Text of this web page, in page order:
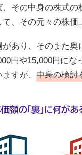
その中身の株式
、その元々の株価
あり、そのまた
円や15,000円に
すが、 中身の検討